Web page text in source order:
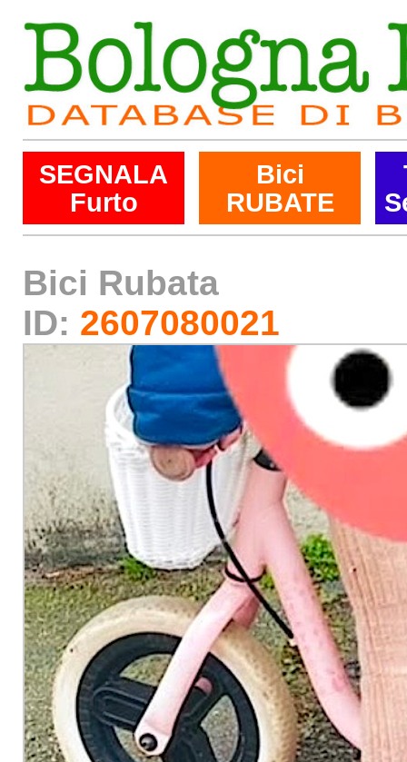
SEGNALA
Furto
Bici
RUBATE
Bici Rubata
ID: 2607080021